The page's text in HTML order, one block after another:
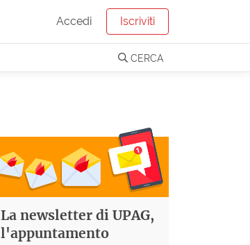
Accedi Iscriviti
CERCA
La newsletter di UPAG,
l'appuntamento